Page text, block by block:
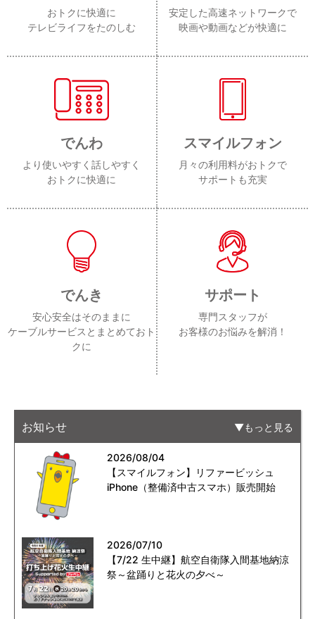
おトクに快適に
テレビライフをたのしむ
安定した高速ネットワークで
映画や動画などが快適に
でんわ
より使いやすく話しやすく
おトクに快適に
スマイルフォン
月々の利用料がおトクで
サポートも充実
でんき
安心安全はそのままに
ケーブルサービスとまとめておト
クに
サポート
専門スタッフが
お客様のお悩みを解消！
お知らせ もっと見る
2026/08/04
【スマイルフォン】リファービッシュ
iPhone（整備済中古スマホ）販売開始
2026/07/10
【7/22 生中継】航空自衛隊入間基地納涼
祭～盆踊りと花火の夕べ～